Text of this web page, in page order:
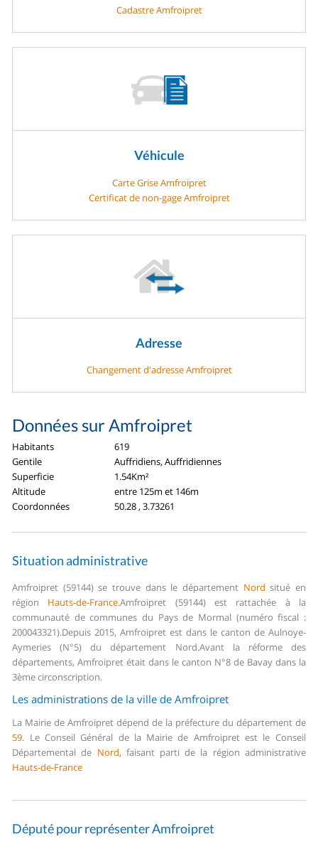
Cadastre Amfroipret
Véhicule
Carte Grise Amfroipret
Certificat de non-gage Amfroipret
Adresse
Changement d'adresse Amfroipret
Données sur Amfroipret
Habitants
619
Gentile
Auffridiens, Auffridiennes
Superficie
1.54Km²
Altitude
entre 125m et 146m
Coordonnées
50.28 , 3.73261
Situation administrative
Amfroipret (59144) se trouve dans le département Nord situé en
région Hauts-de-France.Amfroipret (59144) est rattachée à la
communauté de communes du Pays de Mormal (numéro fiscal :
200043321).Depuis 2015, Amfroipret est dans le canton de Aulnoye-
Aymeries (N°5) du département Nord.Avant la réforme des
départements, Amfroipret était dans le canton N°8 de Bavay dans la
3ème circonscription.
Les administrations de la ville de Amfroipret
La Mairie de Amfroipret dépend de la préfecture du département de
59. Le Conseil Général de la Mairie de Amfroipret est le Conseil
Départemental de Nord, faisant parti de la région administrative
Hauts-de-France
Député pour représenter Amfroipret